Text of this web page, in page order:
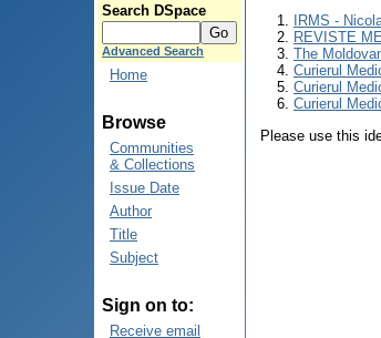
Search DSpace
Advanced Search
Home
Browse
Communities
& Collections
Issue Date
Author
Title
Subject
Sign on to:
Receive email
IRMS -
REVISTE
The
Curierul
Curierul
Curierul
Please use this